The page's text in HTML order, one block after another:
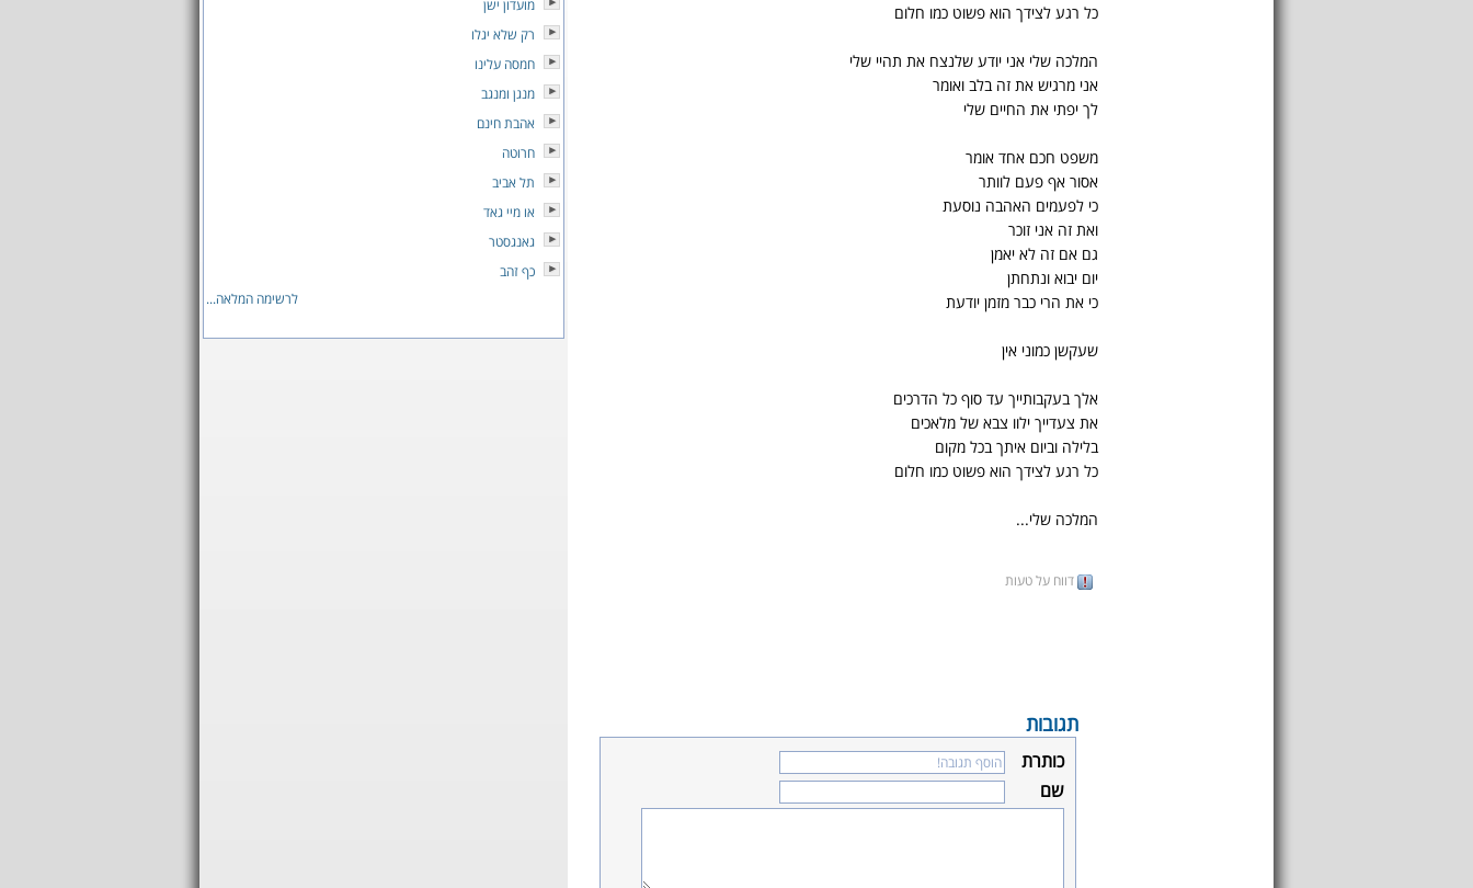
כל רגע לצידך הוא פשוט כמו חלום
המלכה שלי אני יודע שלנצח את תהיי שלי
אני מרגיש את זה בלב ואומר
לך יפתי את החיים שלי
משפט חכם אחד אומר
אסור אף פעם לוותר
כי לפעמים האהבה נוסעת
ואת זה אני זוכר
גם אם זה לא יאמן
יום יבוא ונתחתן
כי את הרי כבר מזמן יודעת
שעקשן כמוני אין
אלך בעקבותייך עד סוף כל הדרכים
את צעדייך ילוו צבא של מלאכים
בלילה וביום איתך בכל מקום
כל רגע לצידך הוא פשוט כמו חלום
המלכה שלי...
דווח על טעות
תגובות
כותרת
שם
מועדון ישן
רק שלא יגלו
חמסה עלינו
מנגן ומנגב
אהבת חינם
חרוטה
תל אביב
או מיי גאד
גאנגסטר
כף זהב
לרשימה המלאה...